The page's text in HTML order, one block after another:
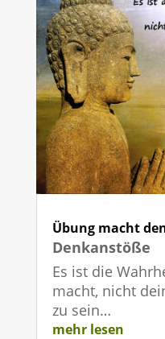
Übung macht
Denkanstöße
Es ist die
macht, nicht
zu sein…
mehr lesen